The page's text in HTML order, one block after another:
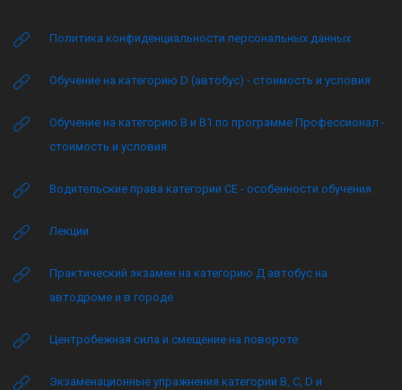
Политика конфиденциальности персональных данных
Обучение на категорию D (автобус) - стоимость и условия
Обучение на категорию B и B1 по программе Профессионал -
стоимость и условия
Водительские права категории CE - особенности обучения
Лекции
Практический экзамен на категорию Д автобус на
автодроме и в городе
Центробежная сила и смещение на повороте
Экзаменационные упражнения категории B, C, D и